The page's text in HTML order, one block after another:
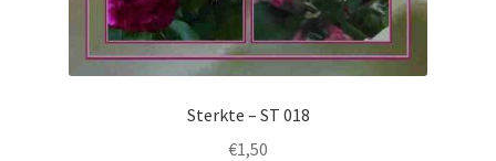
Sterkte – ST 018
€1,50